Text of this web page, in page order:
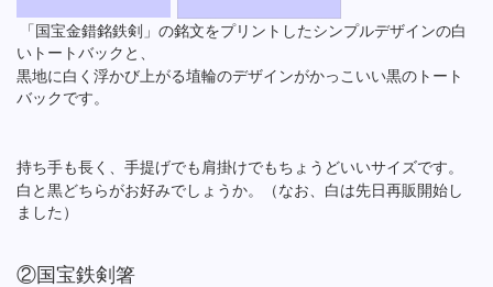
「国宝金錯銘鉄剣」の銘文をプリントしたシンプルデザインの白
いトートバックと、
黒地に白く浮かび上がる埴輪のデザインがかっこいい黒のトート
バックです。
持ち手も長く、手提げでも肩掛けでもちょうどいいサイズです。
白と黒どちらがお好みでしょうか。（なお、白は先日再販開始し
ました）
②国宝鉄剣箸